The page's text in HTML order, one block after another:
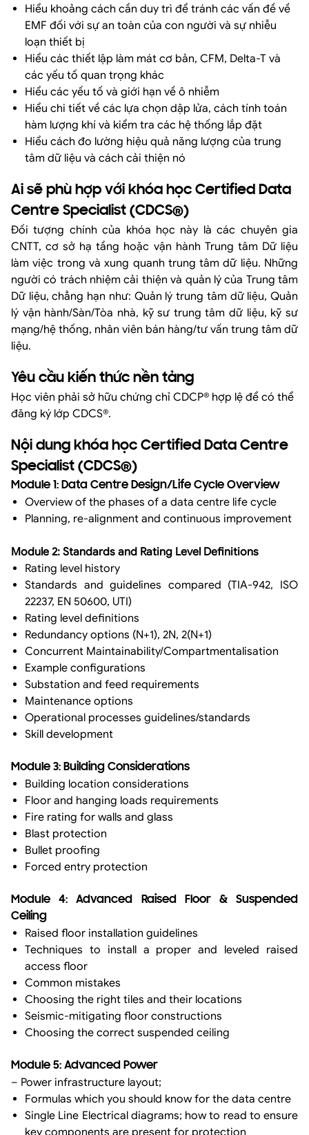
Hiểu khoảng cách cần duy trì để tránh các vấn đề về
EMF đối với sự an toàn của con người và sự nhiễu
loạn thiết bị
Hiểu các thiết lập làm mát cơ bản, CFM, Delta-T và
các yếu tố quan trọng khác
Hiểu các yếu tố và giới hạn về ô nhiễm
Hiểu chi tiết về các lựa chọn dập lửa, cách tính toán
hàm lượng khí và kiểm tra các hệ thống lắp đặt
Hiểu cách đo lường hiệu quả năng lượng của trung
tâm dữ liệu và cách cải thiện nó
Ai sẽ phù hợp với khóa học Certified Data
Centre Specialist (CDCS®)
Đối tượng chính của khóa học này là các chuyên gia
CNTT, cơ sở hạ tầng hoặc vận hành Trung tâm Dữ liệu
làm việc trong và xung quanh trung tâm dữ liệu. Những
người có trách nhiệm cải thiện và quản lý của Trung tâm
Dữ liệu, chẳng hạn như: Quản lý trung tâm dữ liệu, Quản
lý vận hành/Sàn/Tòa nhà, kỹ sư trung tâm dữ liệu, kỹ sư
mạng/hệ thống, nhân viên bán hàng/tư vấn trung tâm dữ
liệu.
Yêu cầu kiến thức nền tảng
Học viên phải sở hữu chứng chỉ CDCP® hợp lệ để có thể
đăng ký lớp CDCS®.
Nội dung khóa học Certified Data Centre
Specialist (CDCS®)
Module 1: Data Centre Design/Life Cycle Overview
Overview of the phases of a data centre life cycle
Planning, re-alignment and continuous improvement
Module 2: Standards and Rating Level Definitions
Rating level history
Standards and guidelines compared (TIA-942, ISO
22237, EN 50600, UTI)
Rating level definitions
Redundancy options (N+1), 2N, 2(N+1)
Concurrent Maintainability/Compartmentalisation
Example configurations
Substation and feed requirements
Maintenance options
Operational processes guidelines/standards
Skill development
Module 3: Building Considerations
Building location considerations
Floor and hanging loads requirements
Fire rating for walls and glass
Blast protection
Bullet proofing
Forced entry protection
Module 4: Advanced Raised Floor & Suspended
Ceiling
Raised floor installation guidelines
Techniques to install a proper and leveled raised
access floor
Common mistakes
Choosing the right tiles and their locations
Seismic-mitigating floor constructions
Choosing the correct suspended ceiling
Module 5: Advanced Power
– Power infrastructure layout;
Formulas which you should know for the data centre
Single Line Electrical diagrams; how to read to ensure
key components are present for protection